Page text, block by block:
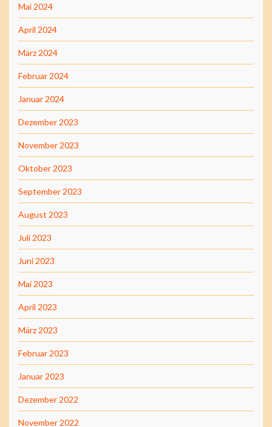
Mai 2024
April 2024
März 2024
Februar 2024
Januar 2024
Dezember 2023
November 2023
Oktober 2023
September 2023
August 2023
Juli 2023
Juni 2023
Mai 2023
April 2023
März 2023
Februar 2023
Januar 2023
Dezember 2022
November 2022